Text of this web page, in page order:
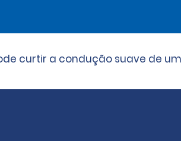
curtir a condução suave de